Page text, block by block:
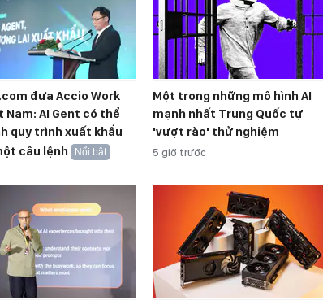
đưa Accio Work
Nam: AI Gent có thể
quy trình xuất khẩu
câu lệnh
Nổi bật
Một trong những mô hình AI
mạnh nhất Trung Quốc tự
'vượt rào' thử nghiệm
5 giờ trước